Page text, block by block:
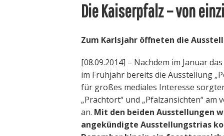
Die Kaiserpfalz – von
Zum Karlsjahr öffneten die
[08.09.2014] – Nachdem im Januar
im Frühjahr bereits die Ausstellung
für großes mediales Interesse
„Prachtort“ und „Pfalzansichten“
an. Mit den beiden Ausstellungen
angekündigte Ausstellungstrias